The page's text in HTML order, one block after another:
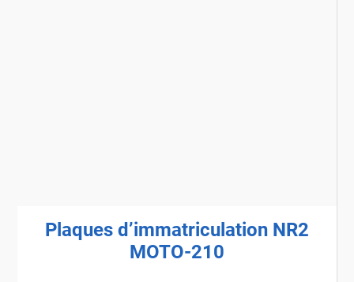
Plaques d’immatriculation NR2
MOTO-210